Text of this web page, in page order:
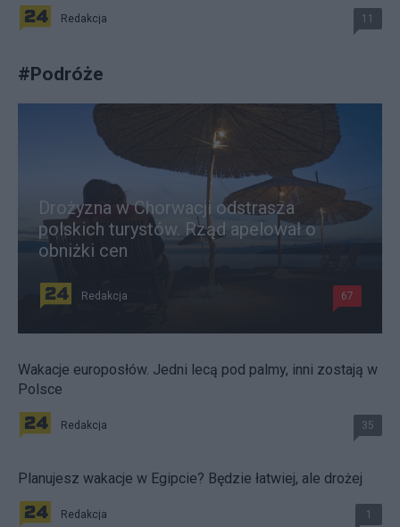
Redakcja 11
#Podróże
Drożyzna w Chorwacji odstrasza
polskich turystów. Rząd apelował o
obniżki cen
Redakcja 67
Wakacje europosłów. Jedni lecą pod palmy, inni zostają w
Polsce
Redakcja 35
Planujesz wakacje w Egipcie? Będzie łatwiej, ale drożej
Redakcja 1